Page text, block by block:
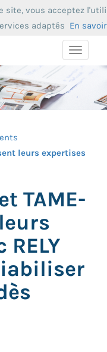
Toggle
leurs expertises
TAME-
site, vous acceptez
adaptés En